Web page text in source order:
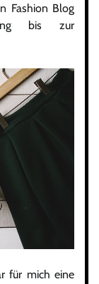
Fashion Blog
bis zur
für mich eine